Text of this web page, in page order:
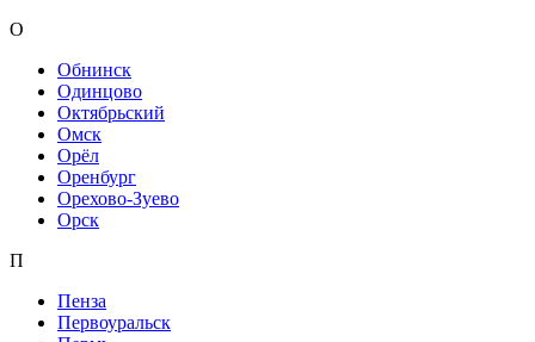
О
Обнинск
Одинцово
Октябрьский
Омск
Орёл
Оренбург
Орехово-Зуево
Орск
П
Пенза
Первоуральск